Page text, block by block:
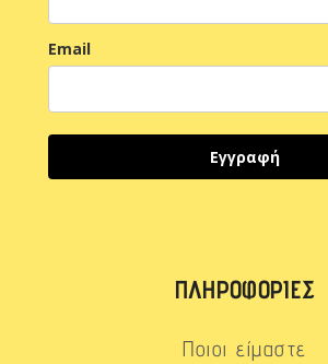
Email
Εγγραφή
ΠΛΗΡΟΦΟΡΊΕΣ
Ποιοι είμαστε